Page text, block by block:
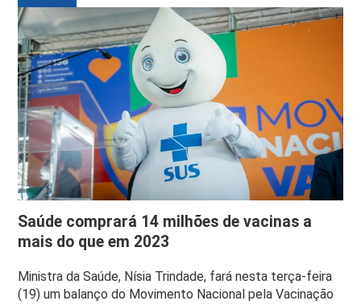
Saúde comprará 14 milhões de vacinas a
mais do que em 2023
Ministra da Saúde, Nísia Trindade, fará nesta terça-feira
(19) um balanço do Movimento Nacional pela Vacinação